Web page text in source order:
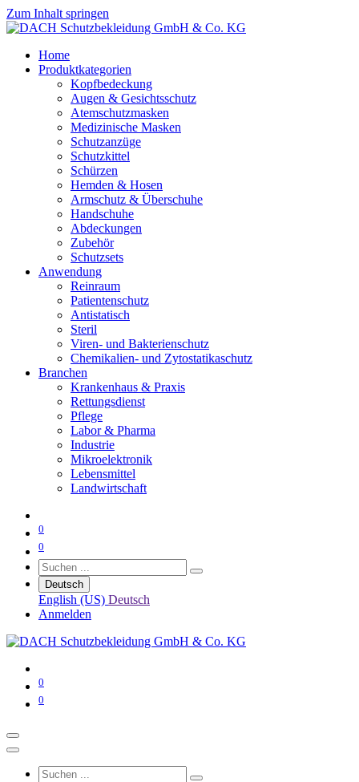
Zum Inhalt springen
Home
Produktkategorien
Kopfbedeckung
Augen & Gesichtsschutz
Atemschutzmasken
Medizinische Masken
Schutzanzüge
Schutzkittel
Schürzen
Hemden & Hosen
Armschutz & Überschuhe
Handschuhe
Abdeckungen
Zubehör
Schutzsets
Anwendung
Reinraum
Patientenschutz
Antistatisch
Steril
Viren- und Bakterienschutz
Chemikalien- und Zytostatikaschutz
Branchen
Krankenhaus & Praxis
Rettungsdienst
Pflege
Labor & Pharma
Industrie
Mikroelektronik
Lebensmittel
Landwirtschaft
0
0
Deutsch
English (US) Deutsch
Anmelden
0
0